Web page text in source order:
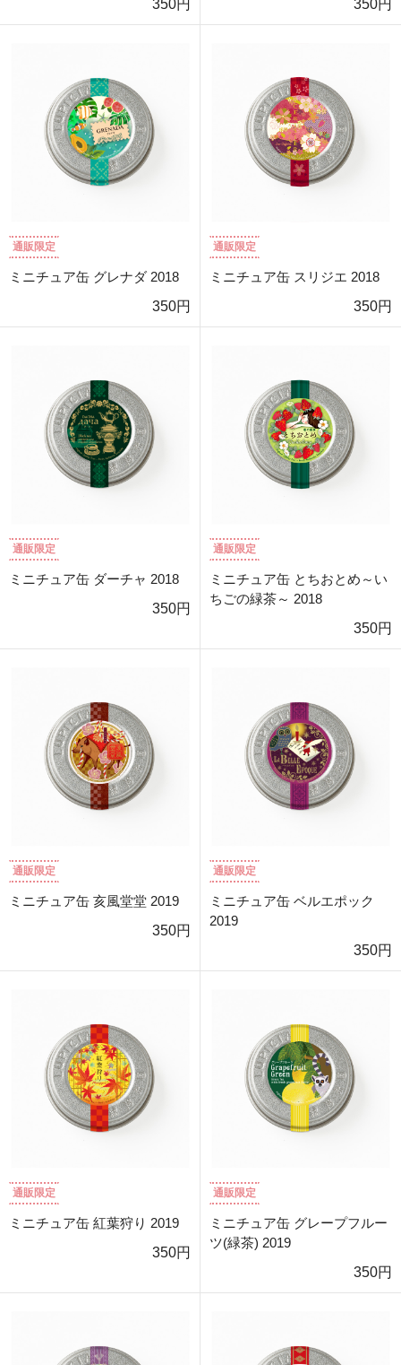
350円 350円
通販限定
ミニチュア缶 グレナダ 2018
350円
通販限定
ミニチュア缶 スリジエ 2018
350円
通販限定
ミニチュア缶 ダーチャ 2018
350円
通販限定
ミニチュア缶 とちおとめ～い
ちごの緑茶～ 2018
350円
通販限定
ミニチュア缶 亥風堂堂 2019
350円
通販限定
ミニチュア缶 ベルエポック
2019
350円
通販限定
ミニチュア缶 紅葉狩り 2019
350円
通販限定
ミニチュア缶 グレープフルー
ツ(緑茶) 2019
350円